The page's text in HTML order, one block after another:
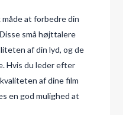
at forbedre din
små højttalere
af din lyd, og de
Hvis du leder efter
af dine film
en god mulighed at